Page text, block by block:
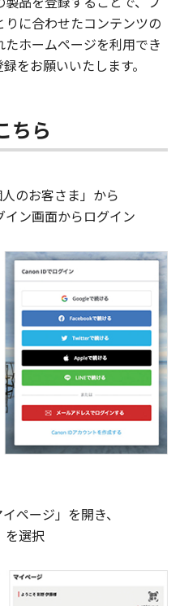
に合わせたコンテンツの
ホームページを利用でき
をお願いいたします。
ちら
のお客さま」から
ン画面からログイン
ページ」を開き、
を選択